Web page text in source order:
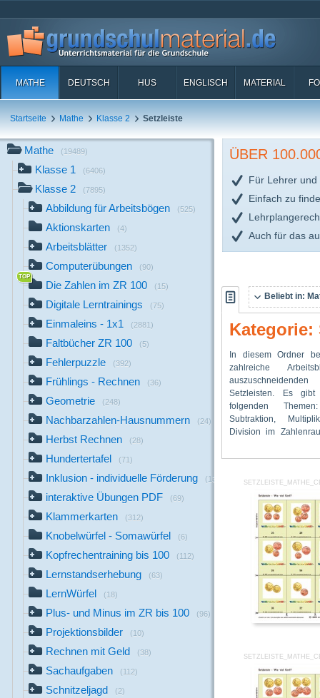
MATHE DEUTSCH HUS ENGLISCH MATERIAL
Startseite Mathe Klasse 2 Setzleiste
Mathe (19489)
Klasse 1 (6406)
Klasse 2 (7895)
Abbildung für Arbeitsbögen (525)
Aktionskarten (4)
Arbeitsblätter (1352)
Computerübungen (90)
Die Zahlen im ZR 100 (15)
Digitale Lerntrainings (75)
Einmaleins - 1x1 (2881)
Faltbücher ZR 100 (5)
Fehlerpuzzle (392)
Frühlings - Rechnen (36)
Geometrie (248)
Nachbarzahlen-Hausnummern (24)
Herbst Rechnen (28)
Hundertertafel (71)
Inklusion - individuelle Förderung (13)
interaktive Übungen PDF (69)
Klammerkarten (312)
Knobelwürfel - Somawürfel (6)
Kopfrechentraining bis 100 (112)
Lernstandserhebung (63)
LernWürfel (18)
Plus- und Minus im ZR bis 100 (96)
Projektionsbilder (10)
Rechnen mit Geld (38)
Sachaufgaben (112)
Schnitzeljagd (2)
ÜBER
Für Lehrer und
Einfach zu
Auch für das
Beliebt in:
Kategorie:
In diesem Ordner
zahlreiche
Setzleisten. Es
folgenden
Subtraktion,
Division im
Vorgänger und
Rechnen mit Geld,
Ziffern bis 100.
Karten werden in
Setzleiste gesteckt.
sind nun in
verschwunden.
schreibt zu jeder
Lösung ins Heft.
Ergebnisse notiert
sich der Schüler,
Karte herauszieht
sichtbare Ergebnis